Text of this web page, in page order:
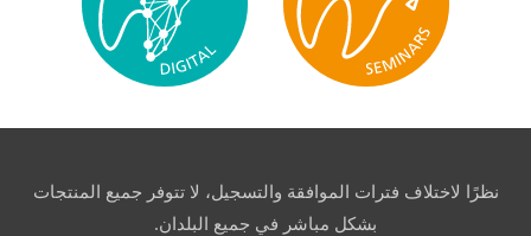
نظرًا لاختلاف فترات الموافقة والتسجيل، لا تتوفر جميع المنتجات
بشكل مباشر في جميع البلدان.